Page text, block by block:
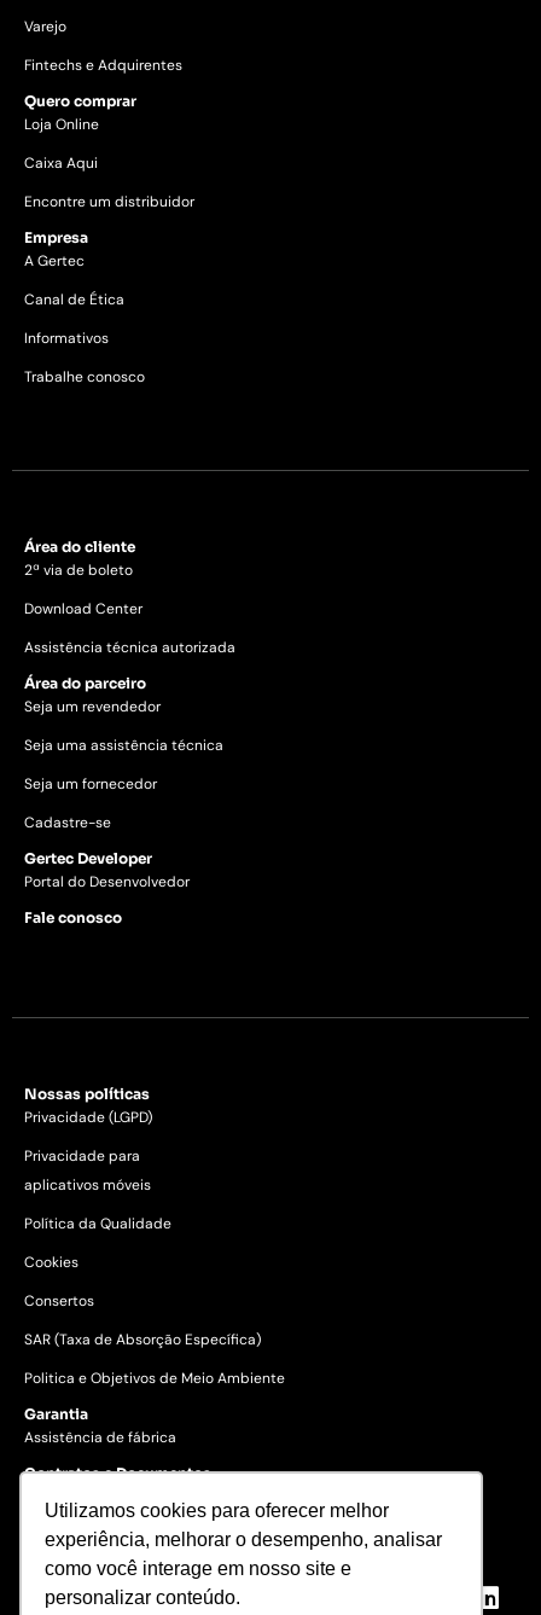
Utilizamos cookies para oferecer melhor
experiência, melhorar o desempenho, analisar
como você interage em nosso site e
personalizar conteúdo.
Varejo
Fintechs e Adquirentes
Quero comprar
Loja Online
Caixa Aqui
Encontre um distribuidor
Empresa
A Gertec
Canal de Ética
Informativos
Trabalhe conosco
Área do cliente
2ª via de boleto
Download Center
Assistência técnica autorizada
Área do parceiro
Seja um revendedor
Seja uma assistência técnica
Seja um fornecedor
Cadastre-se
Gertec Developer
Portal do Desenvolvedor
Fale conosco
Nossas políticas
Privacidade (LGPD)
Privacidade para
aplicativos móveis
Política da Qualidade
Cookies
Consertos
SAR (Taxa de Absorção Específica)
Politica e Objetivos de Meio Ambiente
Garantia
Assistência de fábrica
Contratos e Documentos
© 2023 Gertec Brasil. Todos os
direitos reservados.